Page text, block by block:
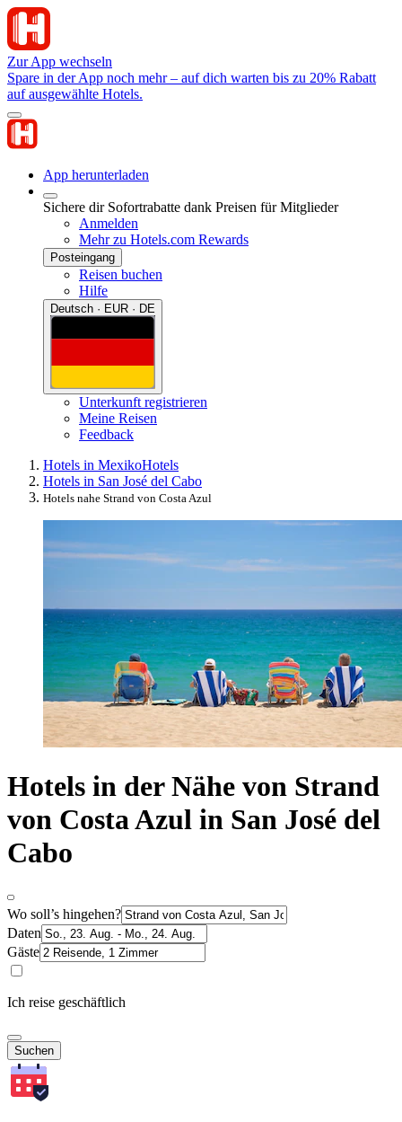
Zur App wechseln
Spare in der App noch mehr – auf dich warten bis zu 20% Rabatt
auf ausgewählte Hotels.
App herunterladen
Sichere dir Sofortrabatte dank Preisen für Mitglieder
Anmelden
Mehr zu Hotels.com Rewards
Posteingang
Reisen buchen
Hilfe
Deutsch · EUR · DE
Unterkunft registrieren
Meine Reisen
Feedback
Hotels in MexikoHotels
Hotels in San José del Cabo
Hotels nahe Strand von Costa Azul
Hotels in der Nähe von Strand
von Costa Azul in San José del
Cabo
Wo soll’s hingehen?
Daten
Gäste
Ich reise geschäftlich
Suchen